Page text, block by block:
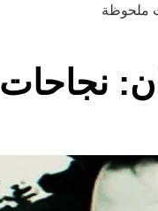
ملحوظة
نجاحات